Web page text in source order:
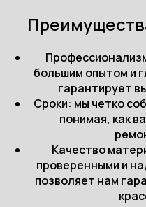
большим опытом и
гарантирует
Сроки: мы четко
понимая, как
Качество
проверенными и
позволяет нам